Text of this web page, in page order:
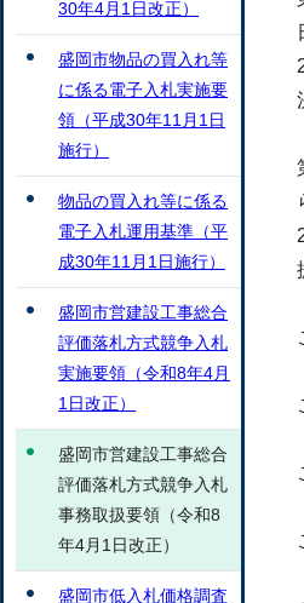
30年4月1日改正）
盛岡市物品の買入れ等
に係る電子入札実施要
領（平成30年11月1日
施行）
物品の買入れ等に係る
電子入札運用基準（平
成30年11月1日施行）
盛岡市営建設工事総合
評価落札方式競争入札
実施要領（令和8年4月
1日改正）
盛岡市営建設工事総合
評価落札方式競争入札
事務取扱要領（令和8
年4月1日改正）
盛岡市低入札価格調査